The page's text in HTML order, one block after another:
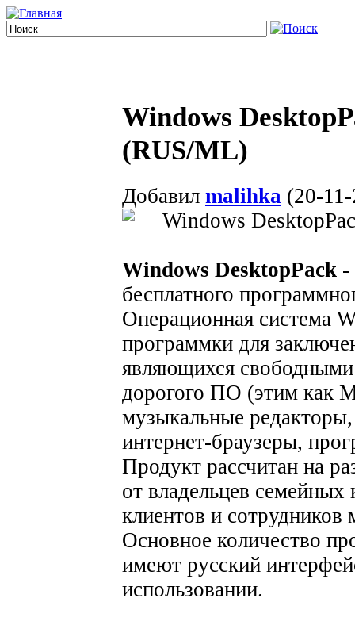
Windows
(RUS/ML)
Добавил malihka (20-
Windows DesktopPack -
бесплатного
Операционная система
программки для
являющихся
дорогого ПО (этим как
музыкальные
интернет-браузеры,
Продукт рассчитан на
от владельцев
клиентов и
Основное количество
имеют русский
использовании.